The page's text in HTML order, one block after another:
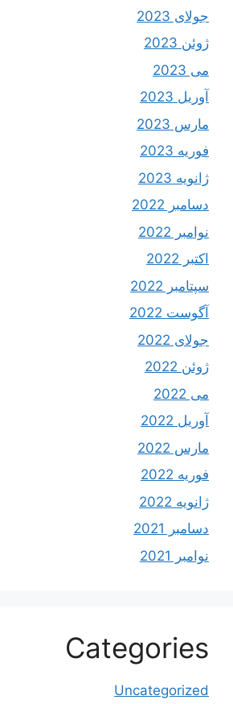
جولای 2023
ژوئن 2023
می 2023
آوریل 2023
مارس 2023
فوریه 2023
ژانویه 2023
دسامبر 2022
نوامبر 2022
اکتبر 2022
سپتامبر 2022
آگوست 2022
جولای 2022
ژوئن 2022
می 2022
آوریل 2022
مارس 2022
فوریه 2022
ژانویه 2022
دسامبر 2021
نوامبر 2021
Categories
Uncategorized